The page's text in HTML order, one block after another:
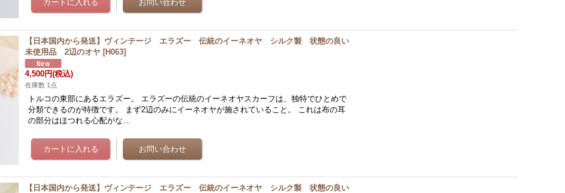
【日本国内から発送】ヴィンテージ エラズー 伝統のイーネオヤ シルク製 状態の良い
未使用品 2辺のオヤ [H063]
4,500円(税込)
在庫数 1点
トルコの東部にあるエラズー。 エラズーの伝統のイーネオヤスカーフは、独特でひとめで
分類できるのが特徴です。 まず2辺のみにイーネオヤが施されていること。 これは布の耳
の部分はほつれる心配がな…
【日本国内から発送】ヴィンテージ エラズー 伝統のイーネオヤ シルク製 状態の良い